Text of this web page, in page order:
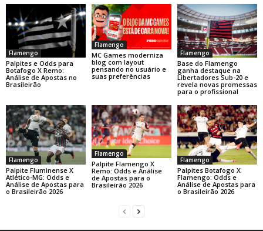
Flamengo
Palpites e Odds para
Botafogo X Remo:
Análise de Apostas no
Brasileirão
Flamengo
MC Games moderniza
blog com layout
pensando no usuário e
suas preferências
Flamengo
Base do Flamengo
ganha destaque na
Libertadores Sub-20 e
revela novas promessas
para o profissional
Flamengo
Palpite Fluminense X
Atlético-MG: Odds e
Análise de Apostas para
o Brasileirão 2026
Flamengo
Palpite Flamengo X
Remo: Odds e Análise
de Apostas para o
Brasileirão 2026
Flamengo
Palpites Botafogo X
Flamengo: Odds e
Análise de Apostas para
o Brasileirão 2026